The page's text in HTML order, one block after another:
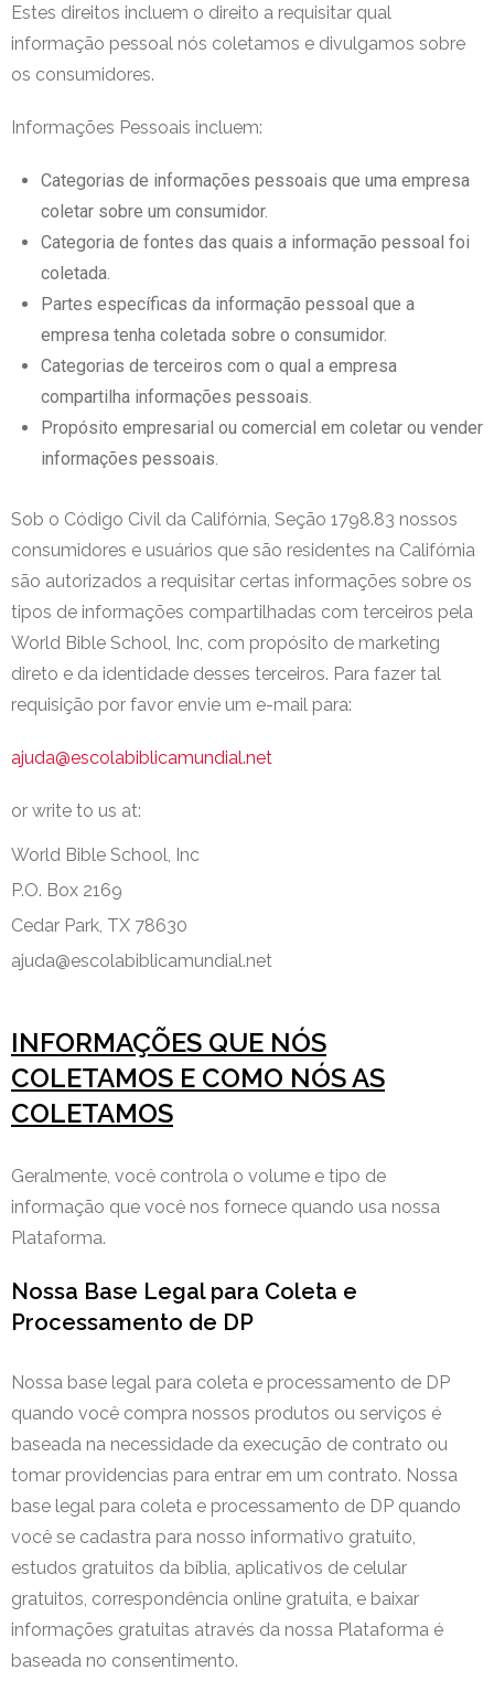
Estes direitos incluem o direito a requisitar qual
informação pessoal nós coletamos e divulgamos sobre
os consumidores.
Informações Pessoais incluem:
Categorias de informações pessoais que uma empresa
coletar sobre um consumidor.
Categoria de fontes das quais a informação pessoal foi
coletada.
Partes específicas da informação pessoal que a
empresa tenha coletada sobre o consumidor.
Categorias de terceiros com o qual a empresa
compartilha informações pessoais.
Propósito empresarial ou comercial em coletar ou vender
informações pessoais.
Sob o Código Civil da Califórnia, Seção 1798.83 nossos
consumidores e usuários que são residentes na Califórnia
são autorizados a requisitar certas informações sobre os
tipos de informações compartilhadas com terceiros pela
World Bible School, Inc, com propósito de marketing
direto e da identidade desses terceiros. Para fazer tal
requisição por favor envie um e-mail para:
ajuda@escolabiblicamundial.net
or write to us at:
World Bible School, Inc
P.O. Box 2169
Cedar Park, TX 78630
ajuda@escolabiblicamundial.net
INFORMAÇÕES QUE NÓS
COLETAMOS E COMO NÓS AS
COLETAMOS
Geralmente, você controla o volume e tipo de
informação que você nos fornece quando usa nossa
Plataforma.
Nossa Base Legal para Coleta e
Processamento de DP
Nossa base legal para coleta e processamento de DP
quando você compra nossos produtos ou serviços é
baseada na necessidade da execução de contrato ou
tomar providencias para entrar em um contrato. Nossa
base legal para coleta e processamento de DP quando
você se cadastra para nosso informativo gratuito,
estudos gratuitos da bíblia, aplicativos de celular
gratuitos, correspondência online gratuita, e baixar
informações gratuitas através da nossa Plataforma é
baseada no consentimento.